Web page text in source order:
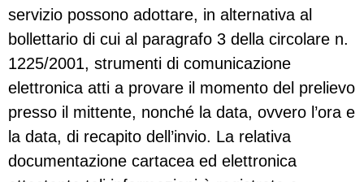
servizio possono adottare, in alternativa al
bollettario di cui al paragrafo 3 della circolare n.
1225/2001, strumenti di comunicazione
elettronica atti a provare il momento del prelievo
presso il mittente, nonché la data, ovvero l’ora e
la data, di recapito dell’invio. La relativa
documentazione cartacea ed elettronica